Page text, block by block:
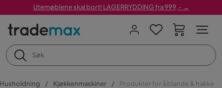
Utemøblene skal bort! LAGERRYDDING fra 999,- →
Husholdning Kjøkkenmaskiner Produkter for å blande & hakke